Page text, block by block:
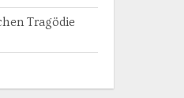
Tragödie